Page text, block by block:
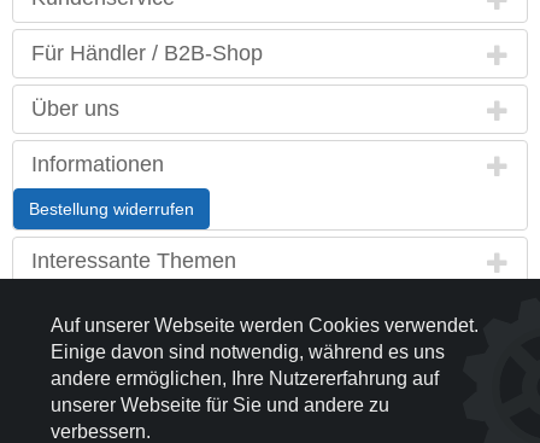
Für Händler / B2B-Shop
Über uns
Informationen
Bestellung widerrufen
Interessante Themen
Land / Sprache
Kontakt
Partnerseiten
Auf unserer Webseite werden Cookies verwendet.
Einige davon sind notwendig, während es uns
andere ermöglichen, Ihre Nutzererfahrung auf
unserer Webseite für Sie und andere zu
verbessern.